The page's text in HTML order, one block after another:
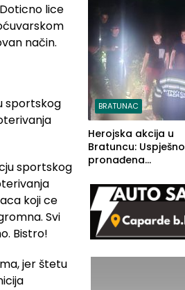
lice
način.
sportskog
jer štetu
BRATUNAC
Herojska akcija u
Bratuncu: Uspješno
pronađena
a Ivanka Lazić,
rodom iz Kravice.